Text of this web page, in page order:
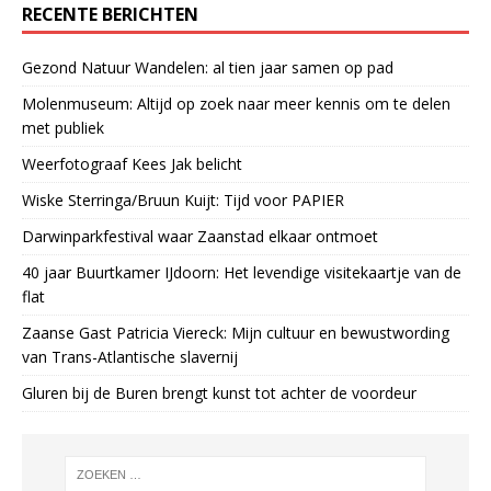
RECENTE BERICHTEN
Gezond Natuur Wandelen: al tien jaar samen op pad
Molenmuseum: Altijd op zoek naar meer kennis om te delen
met publiek
Weerfotograaf Kees Jak belicht
Wiske Sterringa/Bruun Kuijt: Tijd voor PAPIER
Darwinparkfestival waar Zaanstad elkaar ontmoet
40 jaar Buurtkamer IJdoorn: Het levendige visitekaartje van de
flat
Zaanse Gast Patricia Viereck: Mijn cultuur en bewustwording
van Trans-Atlantische slavernij
Gluren bij de Buren brengt kunst tot achter de voordeur